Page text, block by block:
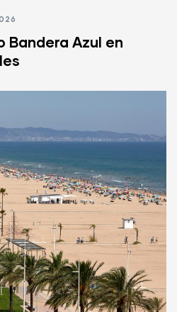
Bandera Azul en